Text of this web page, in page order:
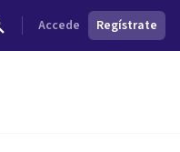
Accede Regístrate